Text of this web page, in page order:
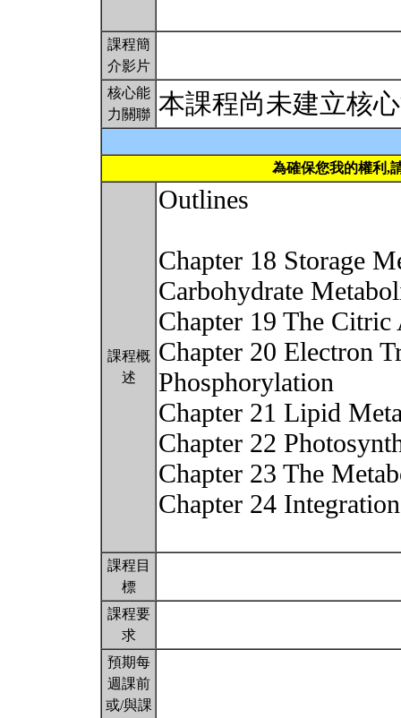
課程簡
介影片
核心能
力關聯 本課程尚未建立核
為確保您我的權利,
課程概
述
Outlines
Chapter 18 Storage
Carbohydrate
Chapter 19 The
Chapter 20 Electron
Phosphorylation
Chapter 21 Lipid
Chapter 22
Chapter 23 The
Chapter 24
課程目
標
課程要
求
預期每
週課前
或/與課